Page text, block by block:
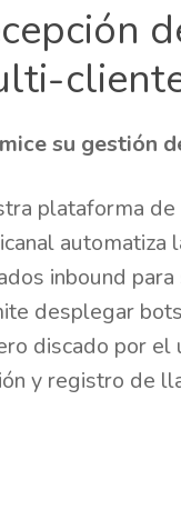
su gestión
plataforma de
automatiza
inbound
desplegar
discado por el
y registro de